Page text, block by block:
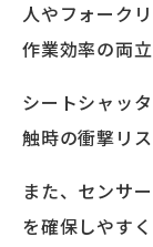
人やフォーク
作業効率の両
シートシャッ
触時の衝撃リ
また、センサ
を確保しやす